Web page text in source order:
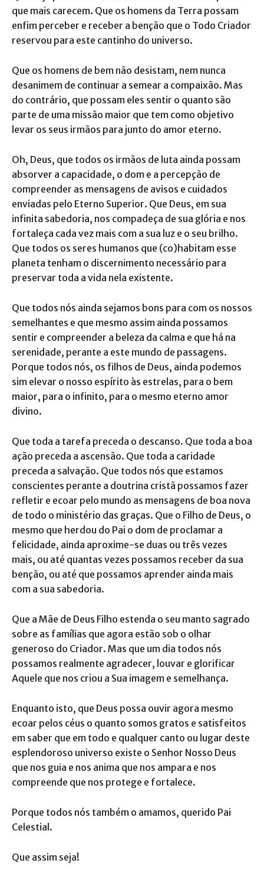
que mais carecem. Que os homens da Terra possam
enfim perceber e receber a benção que o Todo Criador
reservou para este cantinho do universo.
Que os homens de bem não desistam, nem nunca
desanimem de continuar a semear a compaixão. Mas
do contrário, que possam eles sentir o quanto são
parte de uma missão maior que tem como objetivo
levar os seus irmãos para junto do amor eterno.
Oh, Deus, que todos os irmãos de luta ainda possam
absorver a capacidade, o dom e a percepção de
compreender as mensagens de avisos e cuidados
enviadas pelo Eterno Superior. Que Deus, em sua
infinita sabedoria, nos compadeça de sua glória e nos
fortaleça cada vez mais com a sua luz e o seu brilho.
Que todos os seres humanos que (co)habitam esse
planeta tenham o discernimento necessário para
preservar toda a vida nela existente.
Que todos nós ainda sejamos bons para com os nossos
semelhantes e que mesmo assim ainda possamos
sentir e compreender a beleza da calma e que há na
serenidade, perante a este mundo de passagens.
Porque todos nós, os filhos de Deus, ainda podemos
sim elevar o nosso espírito às estrelas, para o bem
maior, para o infinito, para o mesmo eterno amor
divino.
Que toda a tarefa preceda o descanso. Que toda a boa
ação preceda a ascensão. Que toda a caridade
preceda a salvação. Que todos nós que estamos
conscientes perante a doutrina cristã possamos fazer
refletir e ecoar pelo mundo as mensagens de boa nova
de todo o ministério das graças. Que o Filho de Deus, o
mesmo que herdou do Pai o dom de proclamar a
felicidade, ainda aproxime-se duas ou três vezes
mais, ou até quantas vezes possamos receber da sua
benção, ou até que possamos aprender ainda mais
com a sua sabedoria.
Que a Mãe de Deus Filho estenda o seu manto sagrado
sobre as famílias que agora estão sob o olhar
generoso do Criador. Mas que um dia todos nós
possamos realmente agradecer, louvar e glorificar
Aquele que nos criou a Sua imagem e semelhança.
Enquanto isto, que Deus possa ouvir agora mesmo
ecoar pelos céus o quanto somos gratos e satisfeitos
em saber que em todo e qualquer canto ou lugar deste
esplendoroso universo existe o Senhor Nosso Deus
que nos guia e nos anima que nos ampara e nos
compreende que nos protege e fortalece.
Porque todos nós também o amamos, querido Pai
Celestial.
Que assim seja!